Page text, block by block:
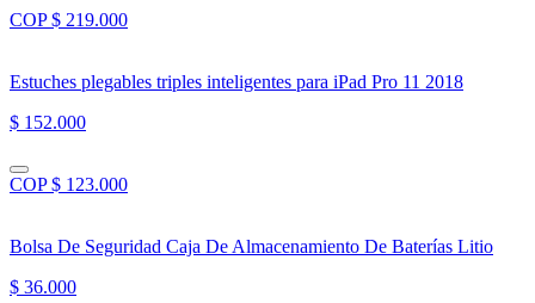
COP $ 219.000
Estuches plegables triples inteligentes para iPad Pro 11 2018
$ 152.000
COP $ 123.000
Bolsa De Seguridad Caja De Almacenamiento De Baterías Litio
$ 36.000